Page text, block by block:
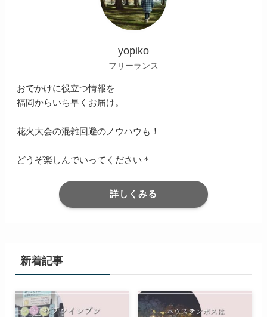
yopiko
フリーランス
おでかけに役立つ情報を
福岡からいち早くお届け。
花火大会の混雑回避のノウハウも！
どうぞ楽しんでいってください＊
詳しくみる
新着記事